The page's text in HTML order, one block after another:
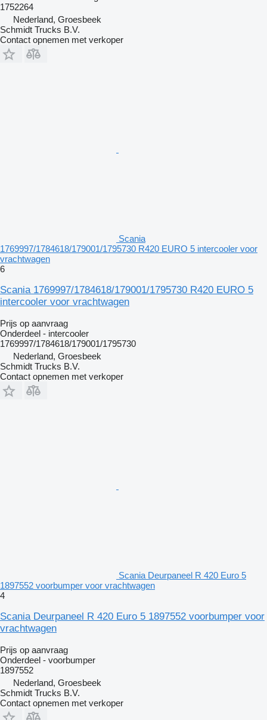
1752264
Nederland, Groesbeek
Schmidt Trucks B.V.
Contact opnemen met verkoper
Scania
1769997/1784618/179001/1795730 R420 EURO 5 intercooler voor
vrachtwagen
6
Scania 1769997/1784618/179001/1795730 R420 EURO 5
intercooler voor vrachtwagen
Prijs op aanvraag
Onderdeel - intercooler
1769997/1784618/179001/1795730
Nederland, Groesbeek
Schmidt Trucks B.V.
Contact opnemen met verkoper
Scania Deurpaneel R 420 Euro 5
1897552 voorbumper voor vrachtwagen
4
Scania Deurpaneel R 420 Euro 5 1897552 voorbumper voor
vrachtwagen
Prijs op aanvraag
Onderdeel - voorbumper
1897552
Nederland, Groesbeek
Schmidt Trucks B.V.
Contact opnemen met verkoper